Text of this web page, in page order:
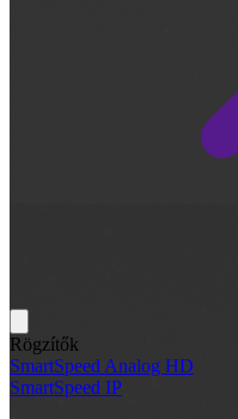
Rögzítők
SmartSpeed Analog HD
SmartSpeed IP